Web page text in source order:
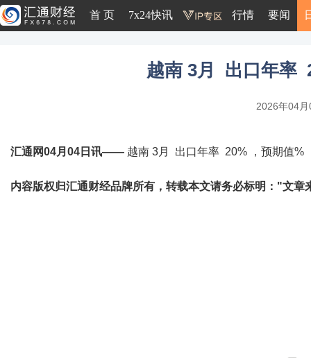
首 页 7x24快讯 行情 要闻
越南 3月 出口年率
2026年04
汇通网04月04日讯—— 越南 3月 出口年率 20% ，预期值%
内容版权归汇通财经品牌所有，转载本文请务必标明："文章